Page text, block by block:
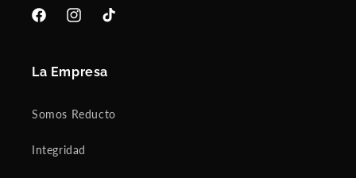
FacebookInstagramTikTok
La Empresa
Somos Reducto
Integridad